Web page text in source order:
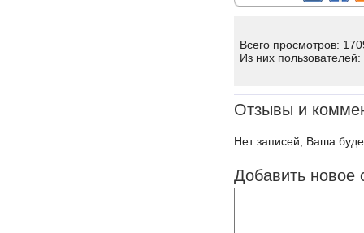
Всего просмотров:
Из них пользователей:
Отзывы и
Нет записей, Ваша
Добавить новое